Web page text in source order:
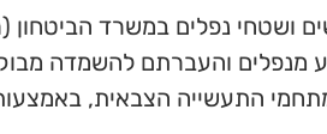
ושטחי נפלים במשרד
מנפלים והעברתם להשמדה
התעשייה הצבאית,